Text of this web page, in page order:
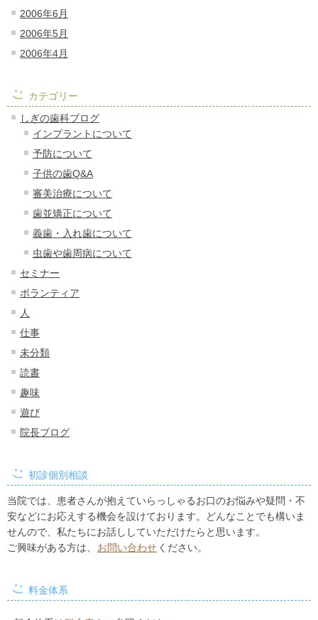
2006年6月
2006年5月
2006年4月
カテゴリー
しぎの歯科ブログ
インプラントについて
予防について
子供の歯Q&A
審美治療について
歯並矯正について
義歯・入れ歯について
虫歯や歯周病について
セミナー
ボランティア
人
仕事
未分類
読書
趣味
遊び
院長ブログ
初診個別相談
当院では、患者さんが抱えていらっしゃるお口のお悩みや疑問・不
安などにお応えする機会を設けております。どんなことでも構いま
せんので、私たちにお話ししていただけたらと思います。
ご興味がある方は、
お問い合わせ ください。
料金体系